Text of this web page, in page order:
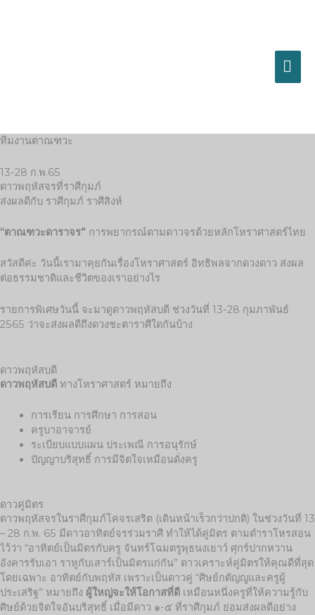
ทีมงานตาณฑวะ
13-28 ก.พ.65
ดาวพฤหัสจรที่ราศีกุมภ์
ส่งผลดีกับ ราศีกุมภ์ ราศีสิงห์
“ตาณฑวะดาราจร” การพยากรณ์ตามดาวจรด้วยหลักโหราศาสตร์ไทย
สวัสดีค่ะ วันนี้เรามาคุยกันเรื่องโหราศาสตร์ อิทธิพลจากดวงดาว ส่งผล
ต่อธรรมชาติและชีวิตของเราอย่างไร
รายการพิเศษวันนี้ จะมาดูดาวพฤหัสบดี ช่วงวันที่ 13-28 กุมภาพันธ์
2565 ว่าจะส่งผลดีถึงดวงชะตาราศีใดกันบ้าง
ดาวพฤหัสบดี
ดาวพฤหัสบดี ทางโหราศาสตร์ หมายถึง
การเรียน การศึกษา การสอน
ครูบาอาจารย์
ระเบียบแบบแผน ประเพณี การอนุรักษ์
ปัญญาบริสุทธิ์ การมีจิตใจเหมือนดั่งครู
ดาวคู่มิตร
ดาวพฤหัสจรในราศีกุมภ์โคจรเสริต (เดินหน้าเร็วกว่าปกติ) ในช่วงวันที่ 13
– 28 ก.พ. 65 มีดาวอาทิตย์จรร่วมราศี ทำให้ได้คู่มิตร ตามตำราโหรสอน
ไว้ว่า “อาทิตย์เป็นมิตรกับครู จันทร์โฉมตรูพุธนงเยาว์ ศุกร์ปากหวาน
อังคารรับเอา ราหูกับเสาร์เป็นมิตรแก่กัน” ดาวเคราะห์คู่มิตรให้คุณดีที่สุด
โดยเฉพาะ อาทิตย์กับพฤหัส เพราะเป็นดาวคู่ “ศิษย์กตัญญูและครูผู้
ประเสริฐ” หมายถึง ผู้ใหญ่จะให้โอกาสที่ดี เหมือนหนึ่งครูที่ให้ความรู้กับ
ศิษย์ด้วยจิตใจอันบริสุทธิ์ เมื่อมีดาว ๑-๕ ที่ราศีกุมภ์ ย่อมส่งผลดีอย่าง